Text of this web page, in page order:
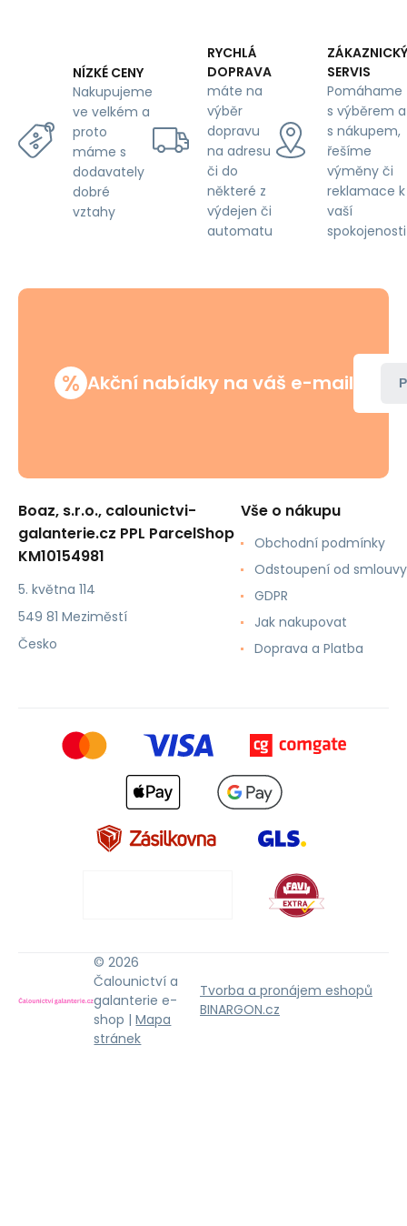
NÍZKÉ CENY
Nakupujeme
ve velkém a
proto
máme s
dodavately
dobré
vztahy
RYCHLÁ
DOPRAVA
máte na
výběr
dopravu
na adresu
či do
některé z
výdejen či
automatu
ZÁKAZNICKÝ
SERVIS
Pomáhame
s výběrem a
s nákupem,
řešíme
výměny či
reklamace k
vaší
spokojenosti
% Akční nabídky na váš e-mail
Boaz, s.r.o., calounictvi-
galanterie.cz PPL ParcelShop
KM10154981
5. května 114
549 81 Meziměstí
Česko
Vše o nákupu
Obchodní podmínky
Odstoupení od smlouvy
GDPR
Jak nakupovat
Doprava a Platba
© 2026
Čalounictví a
galanterie e-
shop |Mapa
stránek
Tvorba a pronájem eshopů
BINARGON.cz